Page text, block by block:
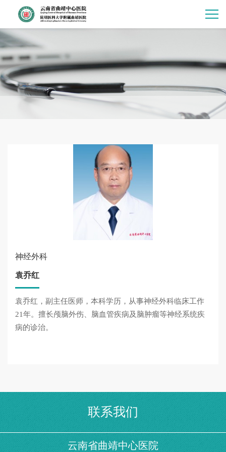
神经外科
袁乔红
袁乔红，副主任医师，本科学历，从事神经外科临床工作
21年。擅长颅脑外伤、脑血管疾病及脑肿瘤等神经系统疾
病的诊治。
联系我们
云南省曲靖中心医院